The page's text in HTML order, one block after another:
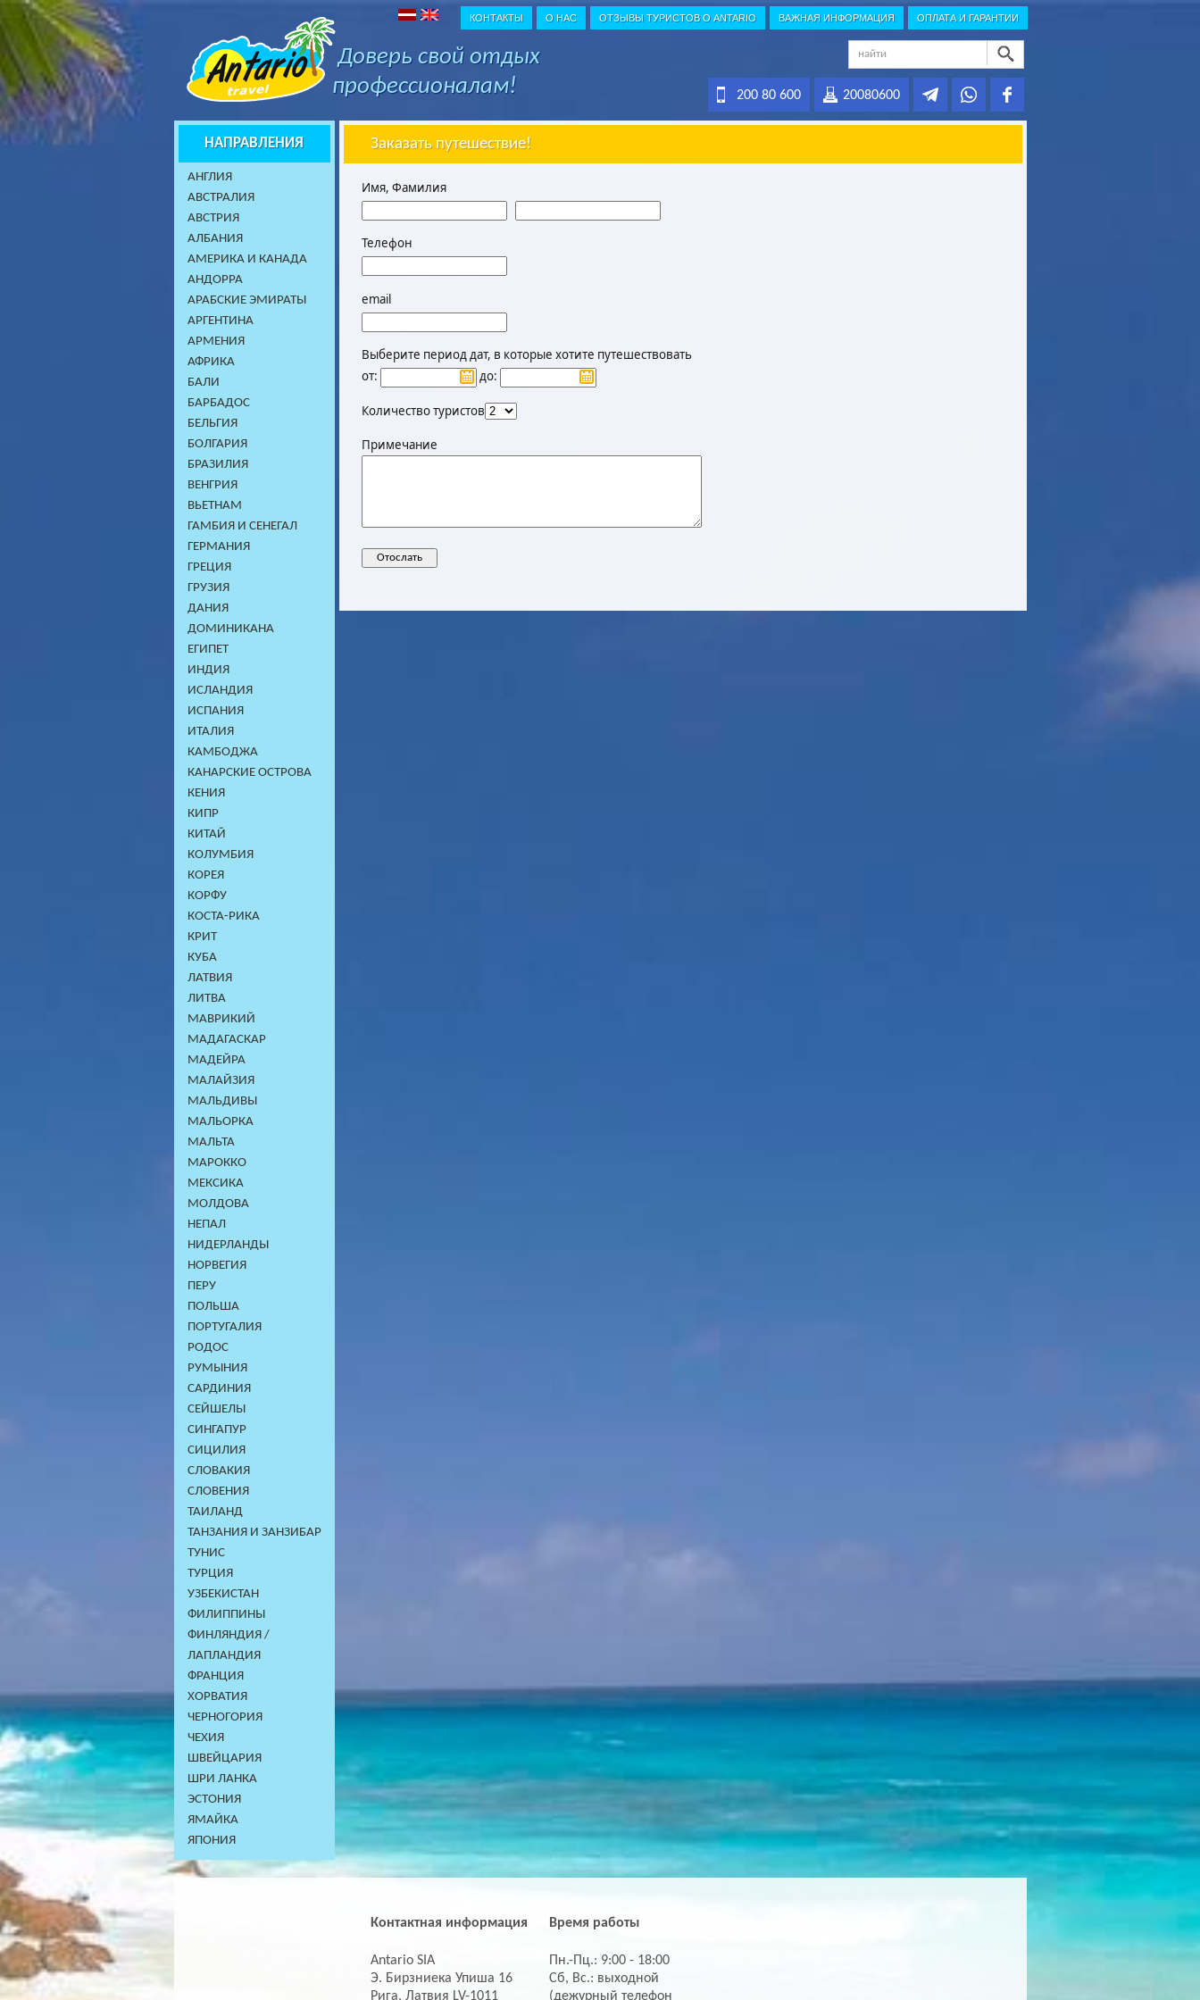
КОНТАКТЫ О НАС ОТЗЫВЫ ТУРИСТОВ О ANTARIO ВАЖНАЯ ИНФОРМАЦИЯ ОПЛАТА И ГАРАНТИИ
Доверь свой отдых
профессионалам!
20080600
200 80 600
НАПРАВЛЕНИЯ
AНГЛИЯ
АВСТРАЛИЯ
АВСТРИЯ
АЛБАНИЯ
АМЕРИКА И КАНАДА
АНДОРРА
АРАБСКИЕ ЭМИРАТЫ
АРГЕНТИНА
АРМЕНИЯ
АФРИКА
БАЛИ
БАРБАДОС
БЕЛЬГИЯ
БОЛГАРИЯ
БРАЗИЛИЯ
ВЕНГРИЯ
ВЬЕТНАМ
ГАМБИЯ И СЕНЕГАЛ
ГЕРМАНИЯ
ГРЕЦИЯ
ГРУЗИЯ
ДАНИЯ
ДОМИНИКАНA
ЕГИПЕТ
ИНДИЯ
ИСЛАНДИЯ
ИСПАНИЯ
ИТАЛИЯ
КАМБОДЖA
КАНАРСКИЕ ОСТРОВА
КЕНИЯ
КИПР
КИТАЙ
КОЛУМБИЯ
КОРЕЯ
КОРФУ
КОСТА-РИКА
КРИТ
КУБА
ЛАТВИЯ
ЛИТВА
МАВРИКИЙ
МАДАГАСКАР
МАДЕЙРА
МАЛАЙЗИЯ
МАЛЬДИВЫ
МАЛЬОРКА
МАЛЬТА
МАРОККО
МЕКСИКА
МОЛДОВА
НЕПАЛ
НИДЕРЛАНДЫ
НОРВЕГИЯ
ПЕРУ
ПОЛЬША
ПОРТУГАЛИЯ
РОДОС
РУМЫНИЯ
САРДИНИЯ
СЕЙШЕЛЫ
СИНГАПУР
СИЦИЛИЯ
СЛОВАКИЯ
СЛОВЕНИЯ
ТАИЛАНД
ТАНЗАНИЯ И ЗАНЗИБАР
ТУНИС
ТУРЦИЯ
УЗБЕКИСТАН
ФИЛИППИНЫ
ФИНЛЯНДИЯ /
ЛАПЛАНДИЯ
ФРАНЦИЯ
ХОРВАТИЯ
ЧЕРНОГОРИЯ
ЧЕХИЯ
ШВЕЙЦАРИЯ
ШРИ ЛАНКА
ЭСТОНИЯ
ЯМАЙКА
ЯПОНИЯ
Заказать путешествие!
Имя, Фамилия
Телефон
email
Выберите период дат, в которые хотите путешествовать
от:
до:
Количество туристов
Примечание
Контактная информация
Antario SIA
Э. Бирзниека Упиша 16
Рига, Латвия LV-1011
Время работы
Пн.-Пц.: 9:00 - 18:00
Сб, Вс.: выходной
(дежурный телефон